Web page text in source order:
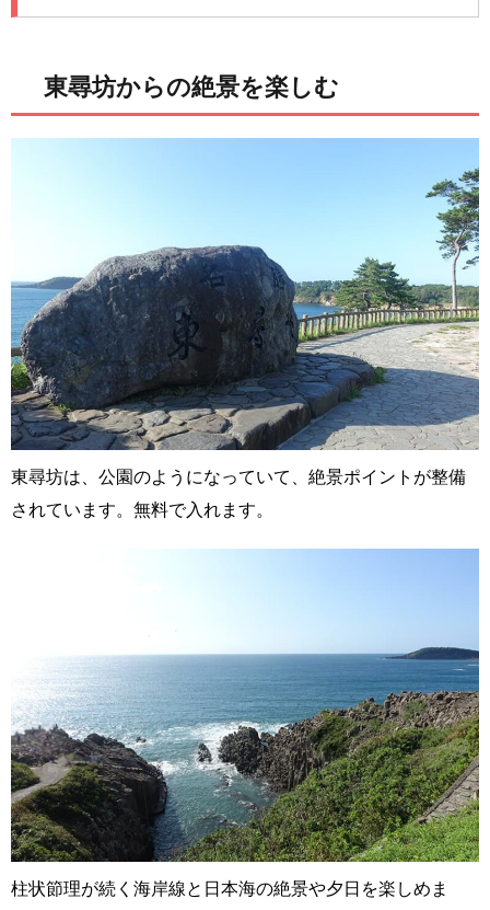
東尋坊からの絶景を楽しむ
東尋坊は、公園のようになっていて、絶景ポイントが整備
されています。無料で入れます。
柱状節理が続く海岸線と日本海の絶景や夕日を楽しめま